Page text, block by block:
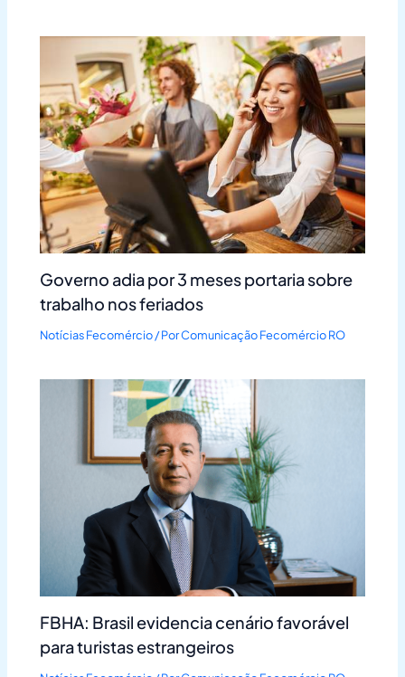
Governo adia por 3 meses portaria sobre
trabalho nos feriados
Notícias Fecomércio/ PorComunicação Fecomércio RO
FBHA: Brasil evidencia cenário favorável
para turistas estrangeiros